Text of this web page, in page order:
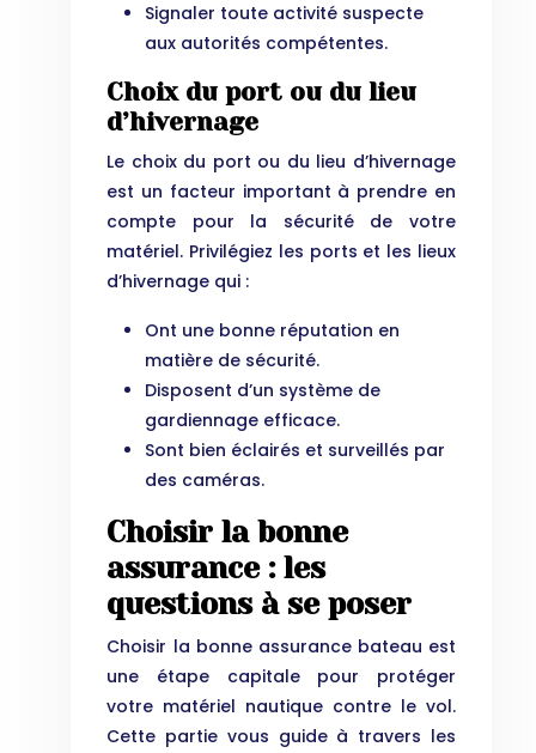
Signaler toute activité suspecte
aux autorités compétentes.
Choix du port ou du lieu
d’hivernage
Le choix du port ou du lieu d’hivernage
est un facteur important à prendre en
compte pour la sécurité de votre
matériel. Privilégiez les ports et les lieux
d’hivernage qui :
Ont une bonne réputation en
matière de sécurité.
Disposent d’un système de
gardiennage efficace.
Sont bien éclairés et surveillés par
des caméras.
Choisir la bonne
assurance : les
questions à se poser
Choisir la bonne assurance bateau est
une étape capitale pour protéger
votre matériel nautique contre le vol.
Cette partie vous guide à travers les